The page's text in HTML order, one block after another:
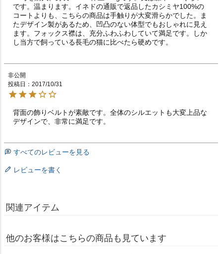
です。温まります。イネドの通販で返品したカシミヤ100%の
コートよりも、こちらの商品は手触りが大変滑らかでした。ま
たデザイン製があるため、凹凸のない体型でもおしゃれに見え
ます。フォックス襟は、充分ふわふわしていて満足です。しか
し当方で飼っている長毛の猫に比べたら硬めです。
非公開
投稿日
2017/10/31
背面の飾りベルトが素敵です。全体のシルエットも大変上品な
デザインで、非常に満足です。
すべてのレビューを見る
レビューを書く
関連アイテム
他のお客様はこちらの商品も見ています